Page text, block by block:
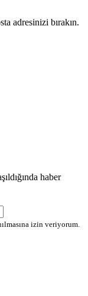
adresinizi bırakın.
haber
izin veriyorum.